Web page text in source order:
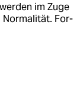
im Zuge
Normalität. For­